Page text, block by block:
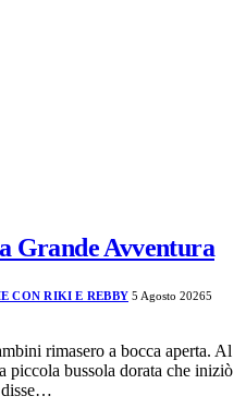
Grande Avventura
CON RIKI E REBBY 5 Agosto 20265
rimasero a bocca aperta. Al
piccola bussola dorata che iniziò
disse…